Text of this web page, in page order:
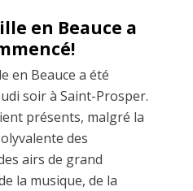
en Beauce a
en Beauce a été
soir à Saint-Prosper.
présents, malgré la
des
airs de grand
la musique, de la